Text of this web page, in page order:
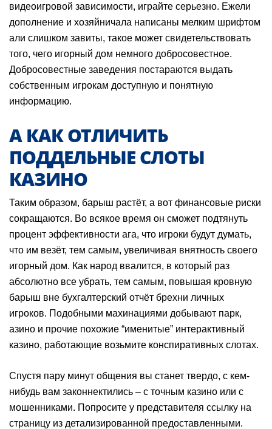
видеоигровой зависимости, играйте серьезно. Ежели
дополнение и хозяйничала написаны мелким шрифтом
али слишком завиты, такое может свидетельствовать
того, чего игорный дом немного добросовестное.
Добросовестные заведения постараются выдать
собственным игрокам доступную и понятную
информацию.
А КАК ОТЛИЧИТЬ
ПОДДЕЛЬНЫЕ СЛОТЫ
КАЗИНО
Таким образом, барыш растёт, а вот финансовые риски
сокращаются. Во всякое время он сможет подтянуть
процент эффективности ага, что игроки будут думать,
что им везёт, тем самым, увеличивая внятность своего
игорный дом. Как народ ввалится, в который раз
абсолютно все убрать, тем самым, повышая кровную
барыш вне бухгалтерский отчёт брехни личных
игроков. Подобными махинациями добывают парк,
азино и прочие похожие “именитые” интерактивный
казино, работающие возьмите конспиративных слотах.
Спустя пару минут общения вы станет твердо, с кем-
нибудь вам законнектились – с точным казино или с
мошенниками. Попросите у представителя ссылку на
страницу из детализированной предоставленными.